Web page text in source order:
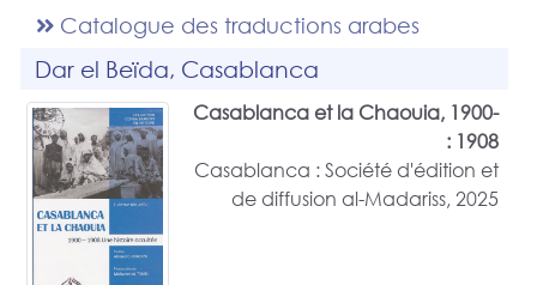
Catalogue des traductions arabes
Dar el Beïda, Casablanca
Casablanca et la Chaouia, 1900-
1908 :
Casablanca : Société d'édition et
de diffusion al-Madariss, 2025